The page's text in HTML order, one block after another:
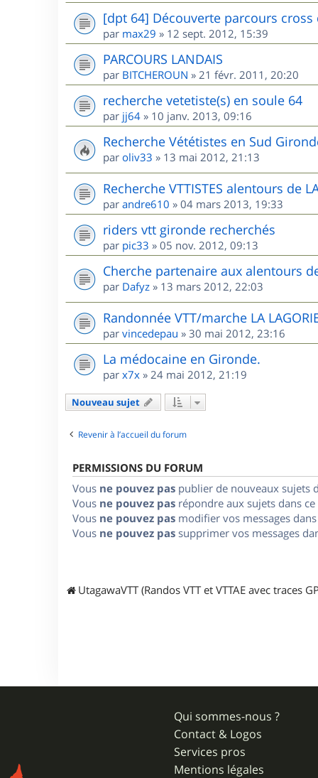
[dpt 64] Découverte parcours cross
par max29 » 12 sept. 2012, 15:39
PARCOURS LANDAIS
par BITCHEROUN » 21 févr. 2011, 20:20
recherche vetetiste(s) en soule 64
par jj64 » 10 janv. 2013, 09:16
Recherche Vététistes en Sud
par oliv33 » 13 mai 2012, 21:13
Recherche VTTISTES alentours de
par andre610 » 04 mars 2013, 19:33
riders vtt gironde recherchés
par pic33 » 05 nov. 2012, 09:13
Cherche partenaire aux alentours
par Dafyz » 13 mars 2012, 22:03
Randonnée VTT/marche LA
par vincedepau » 30 mai 2012, 23:16
La médocaine en Gironde.
par x7x » 24 mai 2012, 21:19
Nouveau sujet
Revenir à l’accueil du forum
PERMISSIONS DU FORUM
Vous ne pouvez pas publier de nouveaux sujets
Vous ne pouvez pas répondre aux sujets dans
Vous ne pouvez pas modifier vos messages
Vous ne pouvez pas supprimer vos messages
UtagawaVTT (Randos VTT et VTTAE avec traces
Qui sommes-nous ?
Contact & Logos
Services pros
Mentions légales